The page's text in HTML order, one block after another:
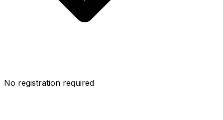
No registration required